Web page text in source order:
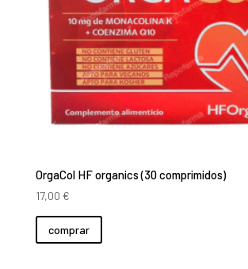
OrgaCol HF organics (30 comprimidos)
17,00 €
comprar